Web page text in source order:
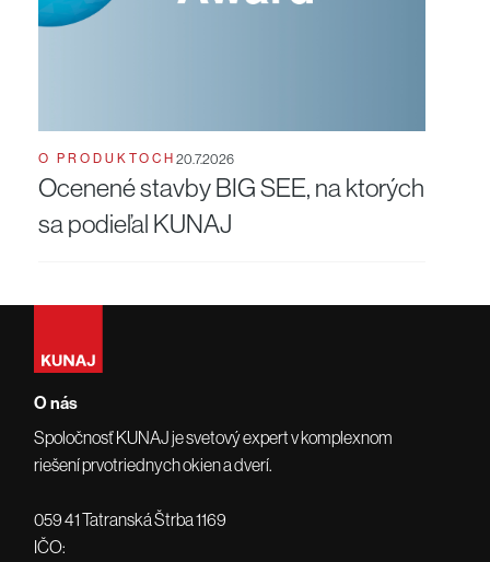
O PRODUKTOCH20.7.2026
Ocenené stavby BIG SEE, na ktorých
sa podieľal KUNAJ
O nás
Spoločnosť KUNAJ je svetový expert v komplexnom
riešení prvotriednych okien a dverí.
059 41 Tatranská Štrba 1169
IČO: